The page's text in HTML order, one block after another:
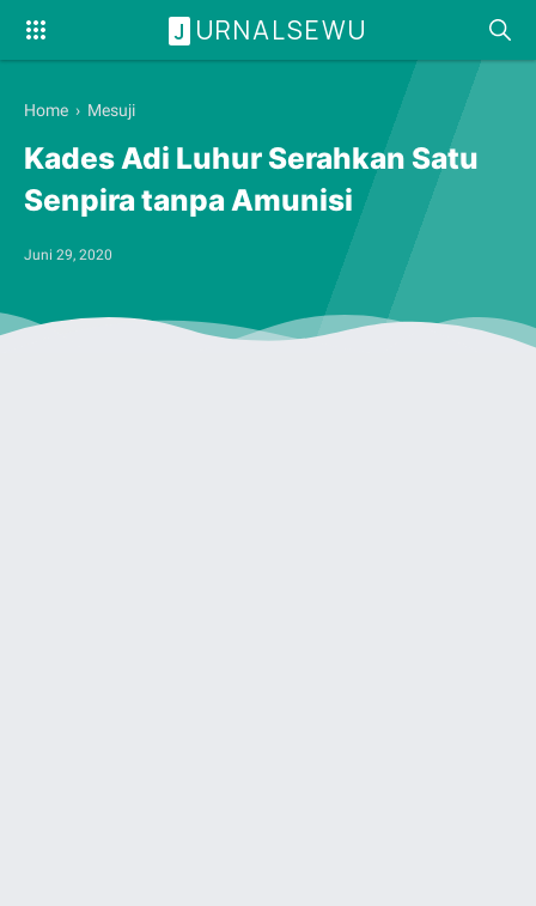
J URNALSEWU
Home › Mesuji
Kades Adi Luhur Serahkan Satu
Senpira tanpa Amunisi
Juni 29, 2020